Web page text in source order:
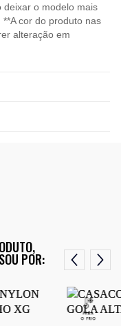
deixar o modelo mais
cor do produto nas
alteração em
POR: